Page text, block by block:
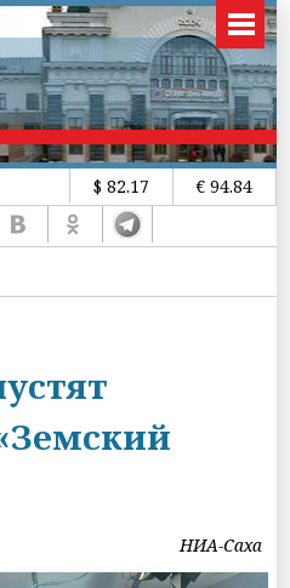
$ 82.17 € 94.84
НИА-Саха